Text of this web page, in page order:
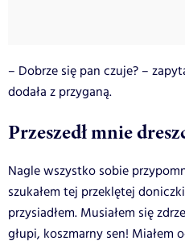
– Dobrze się pan czuje? –
dodała z przyganą.
Przeszedł mnie
Nagle wszystko sobie
szukałem tej przeklętej
przysiadłem. Musiałem się
głupi, koszmarny sen! Miałem